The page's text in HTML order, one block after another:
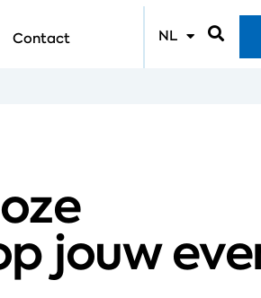
Contact NL
jouw